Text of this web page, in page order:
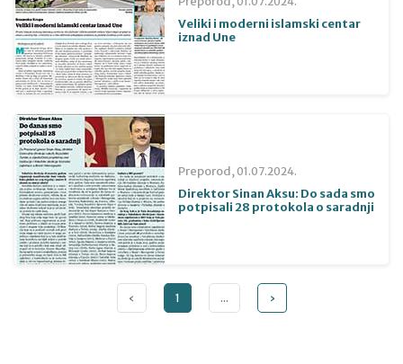
Veliki i moderni islamski centar
iznad Une
Preporod,01.07.2024.
Direktor Sinan Aksu: Do sada smo
potpisali 28 protokola o saradnji
‹ 1 ... ›